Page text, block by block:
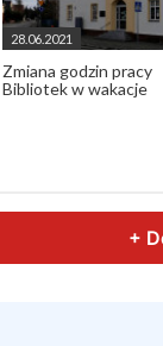
28.06.2021
Zmiana godzin pracy
Bibliotek w wakacje